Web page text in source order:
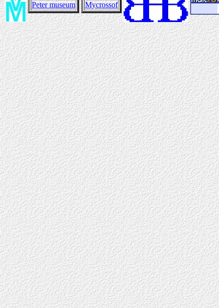
Peter museum Mycrossof